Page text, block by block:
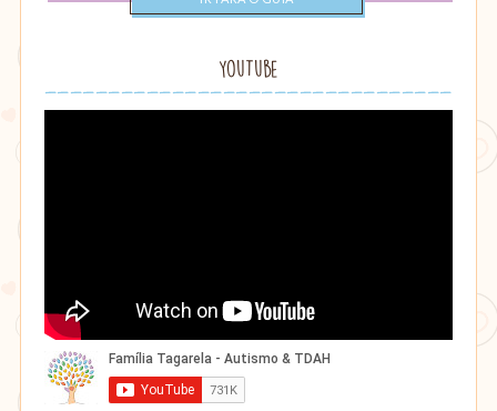
YouTube